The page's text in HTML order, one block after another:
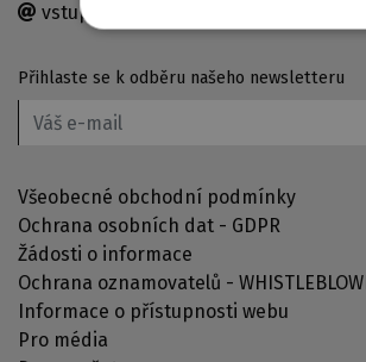
vstupenky@djkt.eu
Přihlaste se k odběru našeho newsletteru
Všeobecné obchodní podmínky
Ochrana osobních dat - GDPR
Žádosti o informace
Ochrana oznamovatelů -
Informace o přístupnosti webu
Pro média